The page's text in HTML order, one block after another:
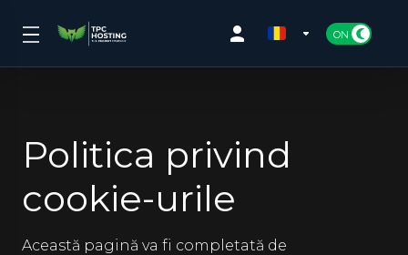
Politica privind
cookie-urile
Această pagină va fi completată de